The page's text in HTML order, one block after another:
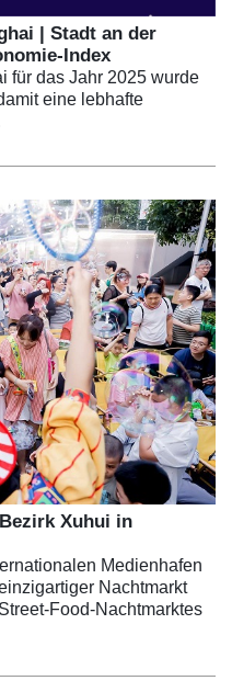
| Stadt an der
Index
für das Jahr 2025 wurde
eine lebhafte
Xuhui in
Medienhafen
Nachtmarkt
Food-Nachtmarktes